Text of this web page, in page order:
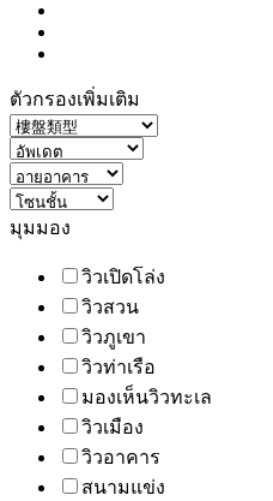
ตัวกรองเพิ่มเติม
มุมมอง
วิวเปิดโล่ง
วิวสวน
วิวภูเขา
วิวท่าเรือ
มองเห็นวิวทะเล
วิวเมือง
วิวอาคาร
สนามแข่ง